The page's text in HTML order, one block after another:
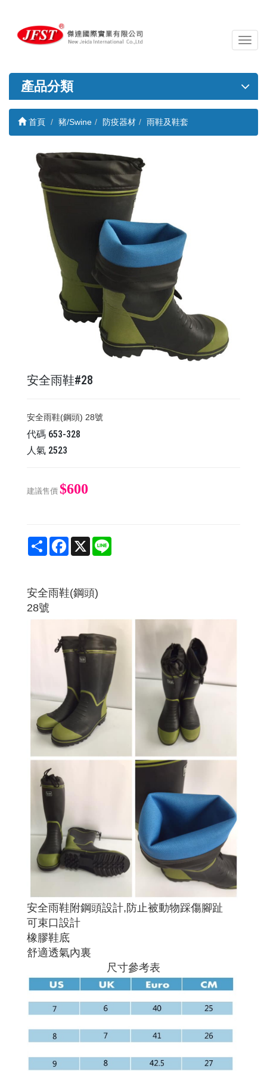
導
覽
關
產品分類
首頁 豬/Swine 防疫器材 雨鞋及鞋套
安全雨鞋#28
安全雨鞋(鋼頭) 28號
代碼 653-328
人氣 2523
建議售價 $600
Share Facebook
X
安全雨鞋(鋼頭)
28號
安全雨鞋附鋼頭設計,防止被動物踩傷腳趾
可束口設計
橡膠鞋底
舒適透氣內裏
尺寸參考表